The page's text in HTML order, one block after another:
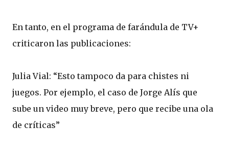
En tanto, en el programa de farándula de TV+
criticaron las publicaciones:
Julia Vial: “Esto tampoco da para chistes ni
juegos. Por ejemplo, el caso de Jorge Alís que
sube un video muy breve, pero que recibe una ola
de críticas”